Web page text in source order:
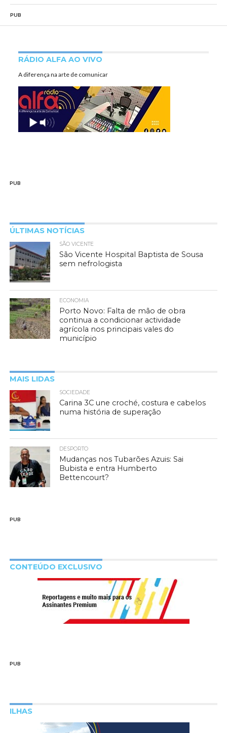
PUB
RÁDIO ALFA AO VIVO
A diferença na arte de comunicar
PUB
ÚLTIMAS NOTÍCIAS
SÃO VICENTE
São Vicente Hospital Baptista de Sousa
sem nefrologista
ECONOMIA
Porto Novo: Falta de mão de obra
continua a condicionar actividade
agrícola nos principais vales do
município
MAIS LIDAS
SOCIEDADE
Carina 3C une croché, costura e cabelos
numa história de superação
DESPORTO
Mudanças nos Tubarões Azuis: Sai
Bubista e entra Humberto
Bettencourt?
PUB
CONTEÚDO EXCLUSIVO
PUB
ILHAS